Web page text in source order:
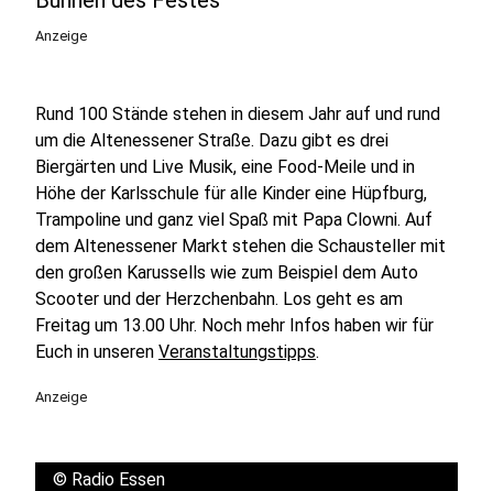
Anzeige
Rund 100 Stände stehen in diesem Jahr auf und rund
um die Altenessener Straße. Dazu gibt es drei
Biergärten und Live Musik, eine Food-Meile und in
Höhe der Karlsschule für alle Kinder eine Hüpfburg,
Trampoline und ganz viel Spaß mit Papa Clowni. Auf
dem Altenessener Markt stehen die Schausteller mit
den großen Karussells wie zum Beispiel dem Auto
Scooter und der Herzchenbahn. Los geht es am
Freitag um 13.00 Uhr. Noch mehr Infos haben wir für
Euch in unseren Veranstaltungstipps.
Anzeige
© Radio Essen